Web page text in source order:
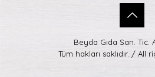
Beyda Gıda San. Tic.
Tüm hakları saklıdır. / All